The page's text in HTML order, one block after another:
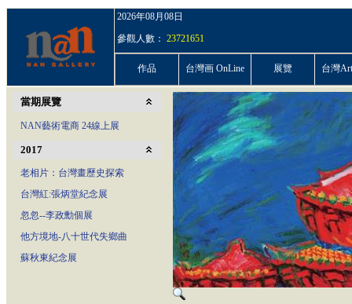
2026年08月08日
參觀人數： 23721651
作品 台灣画 OnLine 展覽 台灣
當期展覽
NAN藝術電商 24線上展
2017
老相片：台灣畫歷史探索
台灣紅:張炳堂紀念展
忽忽--李政勳個展
他方境地-八十世代失鄉曲
蘇秋東紀念展